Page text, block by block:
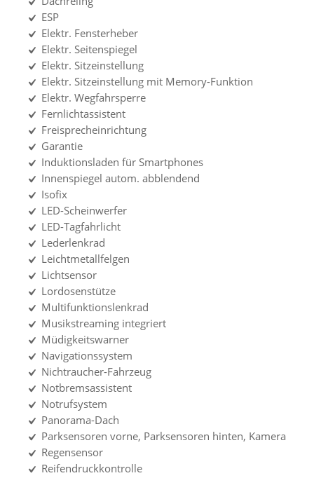
ESP
Elektr. Fensterheber
Elektr. Seitenspiegel
Elektr. Sitzeinstellung
Elektr. Sitzeinstellung mit Memory-Funktion
Elektr. Wegfahrsperre
Fernlichtassistent
Freisprecheinrichtung
Garantie
Induktionsladen für Smartphones
Innenspiegel autom. abblendend
Isofix
LED-Scheinwerfer
LED-Tagfahrlicht
Lederlenkrad
Leichtmetallfelgen
Lichtsensor
Lordosenstütze
Multifunktionslenkrad
Musikstreaming integriert
Müdigkeitswarner
Navigationssystem
Nichtraucher-Fahrzeug
Notbremsassistent
Notrufsystem
Panorama-Dach
Parksensoren vorne, Parksensoren hinten, Kamera
Regensensor
Reifendruckkontrolle